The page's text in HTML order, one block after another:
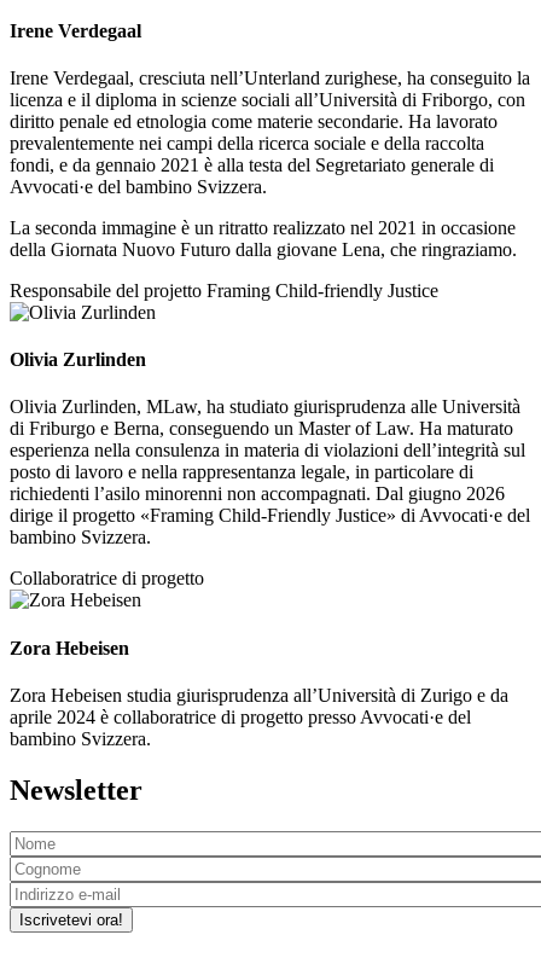
Irene Verdegaal
Irene Verdegaal, cresciuta nell’Unterland zurighese, ha conseguito la
licenza e il diploma in scienze sociali all’Università di Friborgo, con
diritto penale ed etnologia come materie secondarie. Ha lavorato
prevalentemente nei campi della ricerca sociale e della raccolta
fondi, e da gennaio 2021 è alla testa del Segretariato generale di
Avvocati·e del bambino Svizzera.
La seconda immagine è un ritratto realizzato nel 2021 in occasione
della Giornata Nuovo Futuro dalla giovane Lena, che ringraziamo.
Responsabile del projetto Framing Child-friendly Justice
Olivia Zurlinden
Olivia Zurlinden, MLaw, ha studiato giurisprudenza alle Università
di Friburgo e Berna, conseguendo un Master of Law. Ha maturato
esperienza nella consulenza in materia di violazioni dell’integrità sul
posto di lavoro e nella rappresentanza legale, in particolare di
richiedenti l’asilo minorenni non accompagnati. Dal giugno 2026
dirige il progetto «Framing Child-Friendly Justice» di Avvocati·e del
bambino Svizzera.
Collaboratrice di progetto
Zora Hebeisen
Zora Hebeisen studia giurisprudenza all’Università di Zurigo e da
aprile 2024 è collaboratrice di progetto presso Avvocati·e del
bambino Svizzera.
Newsletter
Iscrivetevi ora!